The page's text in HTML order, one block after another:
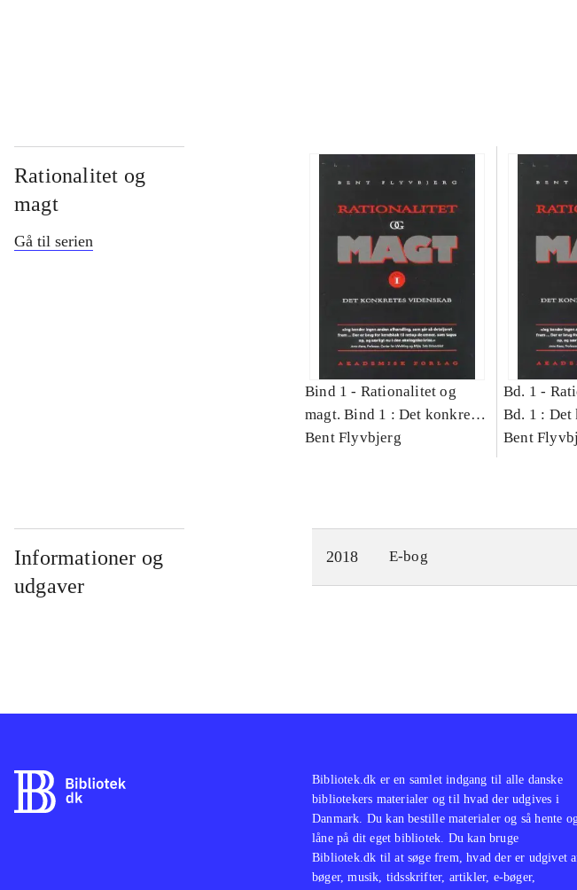
Rationalitet og
magt
Gå til serien
Bind 1 - Rationalitet og
magt. Bind 1 : Det konkretes
videnskab
Bent Flyvbjerg
Bd. 1 -
Bd. 1 : Det
videnskab
Bent
Informationer og
udgaver
2018 E-bog
Bibliotek.dk er en samlet indgang til alle danske
bibliotekers materialer og til hvad der udgives i
Danmark. Du kan bestille materialer og så hente
låne på dit eget bibliotek. Du kan bruge
Bibliotek.dk til at søge frem, hvad der er udgivet
bøger, musik, tidsskrifter, artikler, e-bøger,